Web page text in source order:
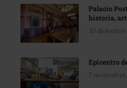
Palacio
historia,
10
Epicentro
7